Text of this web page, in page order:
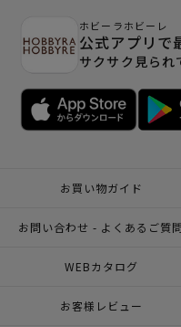
ホビーラホビーレ
公式アプリで
サクサク見られ
お買い物ガイド
お問い合わせ - よくあるご質問
WEBカタログ
お客様レビュー